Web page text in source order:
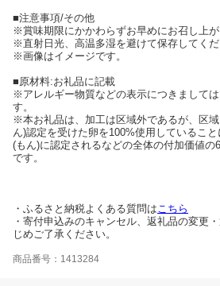
■注意事項/その他
※賞味期限にかかわらずお早めにお召し上が
※直射日光、高温多湿を避けて保存してくだ
※画像はイメージです。
■原材料:お礼品に記載
※アレルギー物質などの表示につきまして
す。
※本お礼品は、加工は区域外であるが、区
ん)認定を受けた卵を100%使用しているこ
(もん)に認定されるなどの全体の付加価値の
です。
・ふるさと納税よくある質問はこちら
・寄付申込みのキャンセル、返礼品の変更
じめご了承ください。
商品番号：1413284